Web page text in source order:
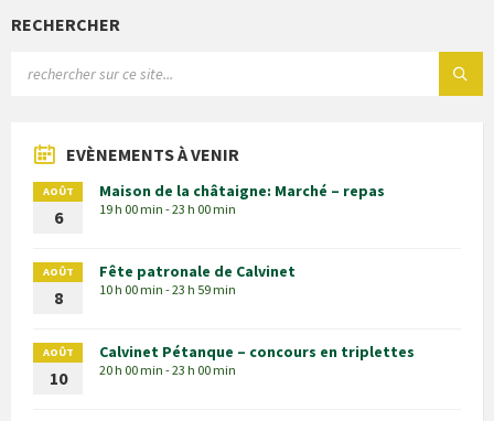
RECHERCHER
EVÈNEMENTS À VENIR
AOÛT
6
Maison de la châtaigne: Marché – repas
19 h 00 min - 23 h 00 min
AOÛT
8
Fête patronale de Calvinet
10 h 00 min - 23 h 59 min
AOÛT
10
Calvinet Pétanque – concours en triplettes
20 h 00 min - 23 h 00 min